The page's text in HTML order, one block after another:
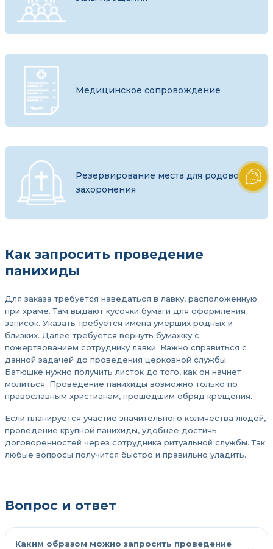
Медицинское сопровождение
Резервирование места для родового
захоронения
Как запросить проведение
панихиды
Для заказа требуется наведаться в лавку, расположенную
при храме. Там выдают кусочки бумаги для оформления
записок. Указать требуется имена умерших родных и
близких. Далее требуется вернуть бумажку с
пожертвованием сотруднику лавки. Важно справиться с
данной задачей до проведения церковной службы.
Батюшке нужно получить листок до того, как он начнет
молиться. Проведение панихиды возможно только по
православным христианам, прошедшим обряд крещения.
Если планируется участие значительного количества людей,
проведение крупной панихиды, удобнее достичь
договоренностей через сотрудника ритуальной службы. Так
любые вопросы получится быстро и правильно уладить.
Вопрос и ответ
Каким образом можно запросить проведение